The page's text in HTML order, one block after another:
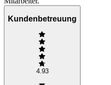
Kundenbetreuung
4.93